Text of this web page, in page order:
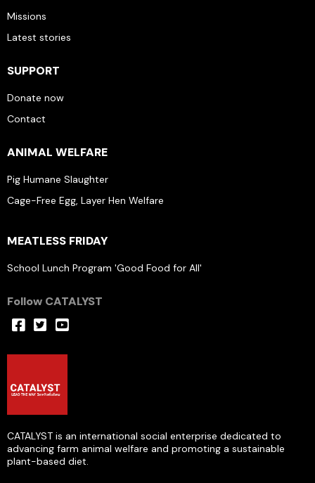
Missions
Latest stories
SUPPORT
Donate now
Contact
ANIMAL WELFARE
Pig Humane Slaughter
Cage-Free Egg, Layer Hen Welfare
MEATLESS FRIDAY
School Lunch Program 'Good Food for All'
Follow CATALYST
CATALYST is an international social enterprise dedicated to
advancing farm animal welfare and promoting a sustainable
plant-based diet.